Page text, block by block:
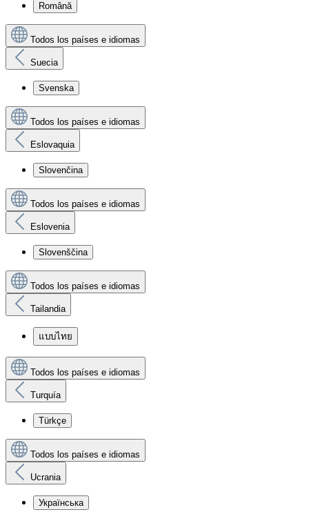
Română
Todos los países e idiomas
Suecia
Svenska
Todos los países e idiomas
Eslovaquia
Slovenčina
Todos los países e idiomas
Eslovenia
Slovenščina
Todos los países e idiomas
Tailandia
แบบไทย
Todos los países e idiomas
Turquía
Türkçe
Todos los países e idiomas
Ucrania
Українська